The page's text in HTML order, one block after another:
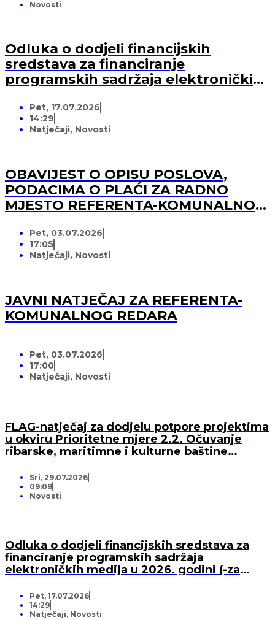
Novosti
Odluka o dodjeli financijskih
sredstava za financiranje
programskih sadržaja elektroničkih
medijskih usluga)
Pet, 17.07.2026
14:29
Natječaji, Novosti
OBAVIJEST O OPISU POSLOVA,
PODACIMA O PLAĆI ZA RADNO
MJESTO REFERENTA-KOMUNALNOG
Pet, 03.07.2026
17:05
Natječaji, Novosti
JAVNI NATJEČAJ ZA REFERENTA-
KOMUNALNOG REDARA
Pet, 03.07.2026
17:00
Natječaji, Novosti
FLAG-natječaj za dodjelu potpore projektima
u okviru Prioritetne mjere 2.2. Očuvanje
ribarske, maritimne i kulturne baštine
osnova prostora FLAG-a „Lanterna“ iz LRSR
2021. – 2027. FLAG-a „Lanterna”
Sri, 29.07.2026
09:09
Novosti
Odluka o dodjeli financijskih sredstava za
financiranje programskih sadržaja
elektroničkih medija u 2026. godini (-za
Pet, 17.07.2026
14:29
Natječaji, Novosti